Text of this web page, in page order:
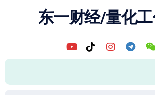
东一财经/量化